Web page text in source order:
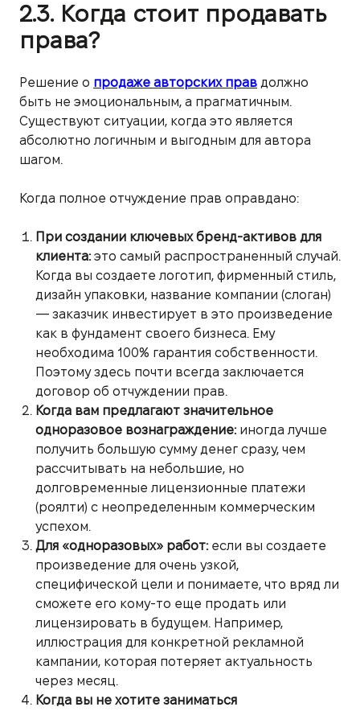
2.3. Когда стоит продавать
права?
Решение о продаже авторских прав должно
быть не эмоциональным, а прагматичным.
Существуют ситуации, когда это является
абсолютно логичным и выгодным для автора
шагом.
Когда полное отчуждение прав оправдано:
При создании ключевых бренд-активов для
клиента:это самый распространенный случай.
Когда вы создаете логотип, фирменный стиль,
дизайн упаковки, название компании (слоган)
— заказчик инвестирует в это произведение
как в фундамент своего бизнеса. Ему
необходима 100% гарантия собственности.
Поэтому здесь почти всегда заключается
договор об отчуждении прав.
Когда вам предлагают значительное
одноразовое вознаграждение:иногда лучше
получить большую сумму денег сразу, чем
рассчитывать на небольшие, но
долговременные лицензионные платежи
(роялти) с неопределенным коммерческим
успехом.
Для «одноразовых» работ:если вы создаете
произведение для очень узкой,
специфической цели и понимаете, что вряд ли
сможете его кому-то еще продать или
лицензировать в будущем. Например,
иллюстрация для конкретной рекламной
кампании, которая потеряет актуальность
через месяц.
Когда вы не хотите заниматься